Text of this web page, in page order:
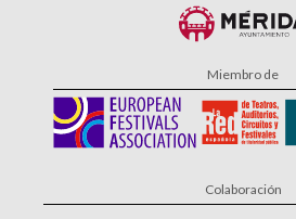
Miembro de
Colaboración